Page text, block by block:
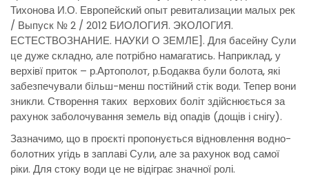
Тихонова И.О. Европейский опыт ревитализации малых рек
/ Выпуск № 2 / 2012 БИОЛОГИЯ. ЭКОЛОГИЯ.
ЕСТЕСТВОЗНАНИЕ. НАУКИ О ЗЕМЛЕ]. Для басейну Сули
це дуже складно, але потрібно намагатись. Наприклад, у
верхівї приток – р.Артополот, р.Бодаква були болота, які
забезпечували більш-менш постійний стік води. Тепер вони
зникли. Створення таких верхових боліт здійснюється за
рахунок заболочування земель від опадів (дощів і снігу).
Зазначимо, що в проєкті пропонується відновлення водно-
болотних угідь в заплаві Сули, але за рахунок вод самої
ріки. Для стоку води це не відіграє значної ролі.